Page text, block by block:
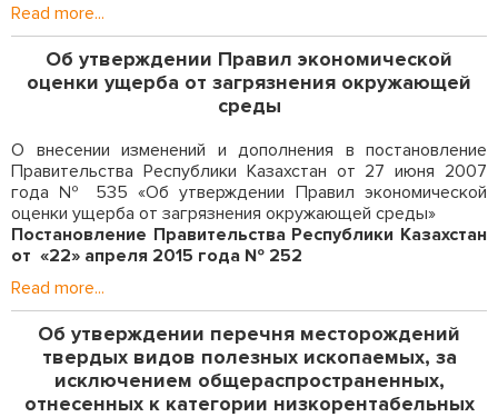
Read more...
Об утверждении Правил экономической
оценки ущерба от загрязнения окружающей
среды
О внесении изменений и дополнения в постановление
Правительства Республики Казахстан от 27 июня 2007
года № 535 «Об утверждении Правил экономической
оценки ущерба от загрязнения окружающей среды»
Постановление Правительства Республики Казахстан
от «22» апреля 2015 года № 252
Read more...
Об утверждении перечня месторождений
твердых видов полезных ископаемых, за
исключением общераспространенных,
отнесенных к категории низкорентабельных